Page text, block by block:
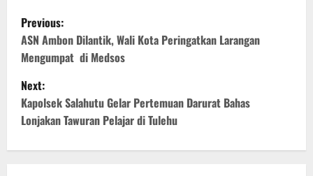
P
o
s
t
n
Previous:
ASN Ambon Dilantik, Wali Kota Peringatkan Larangan
Mengumpat di Medsos
Next:
Kapolsek Salahutu Gelar Pertemuan Darurat Bahas
Lonjakan Tawuran Pelajar di Tulehu